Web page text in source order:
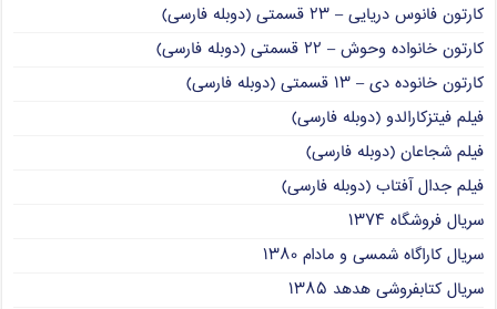
کارتون فانوس دریایی – ۲۳ قسمتی (دوبله فارسی)
کارتون خانواده وحوش – ۲۲ قسمتی (دوبله فارسی)
کارتون خانوده دی – ۱۳ قسمتی (دوبله فارسی)
فیلم فیتزکارالدو (دوبله فارسی)
فیلم شجاعان (دوبله فارسی)
فیلم جدال آفتاب (دوبله فارسی)
سریال فروشگاه ۱۳۷۴
سریال کاراگاه شمسی و مادام ۱۳۸۰
سریال کتابفروشی هدهد ۱۳۸۵